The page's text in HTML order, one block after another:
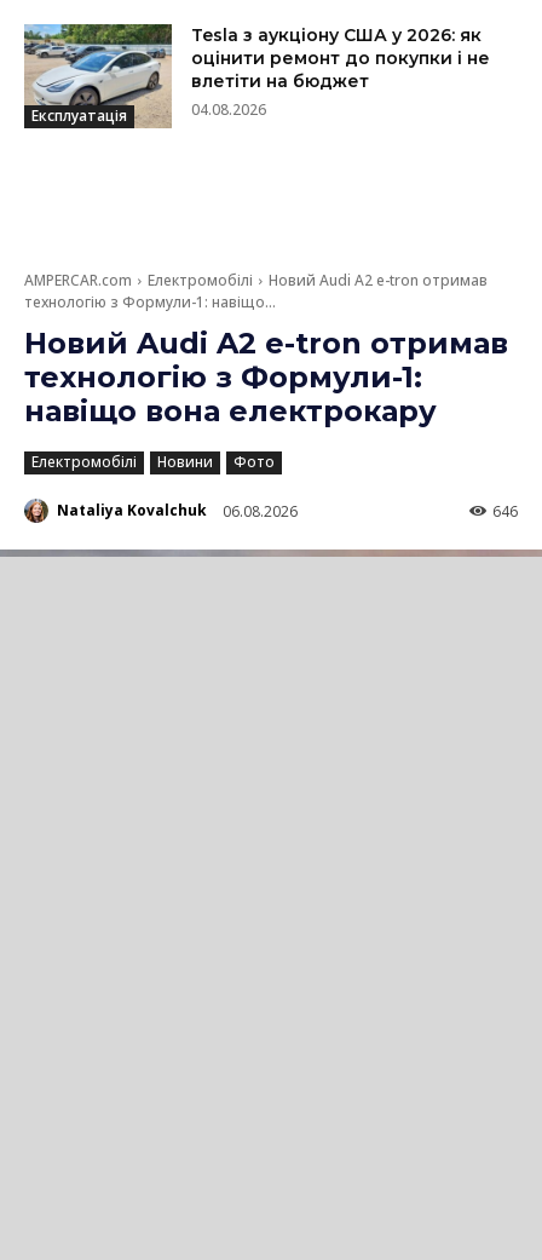
Експлуатація
Tesla з аукціону США у 2026: як
оцінити ремонт до покупки і не
влетіти на бюджет
04.08.2026